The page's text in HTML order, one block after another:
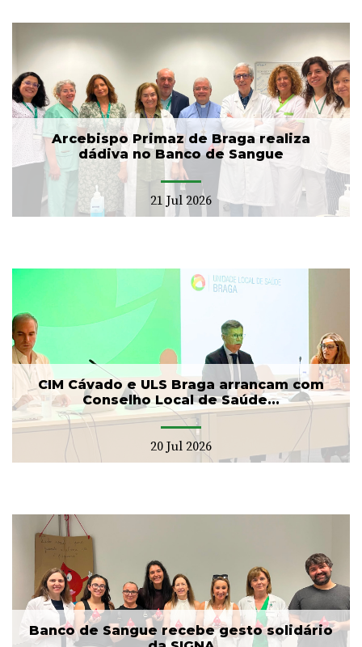
Arcebispo Primaz de Braga realiza
dádiva no Banco de Sangue
21 Jul 2026
CIM Cávado e ULS Braga arrancam com
Conselho Local de Saúde...
20 Jul 2026
Banco de Sangue recebe gesto solidário